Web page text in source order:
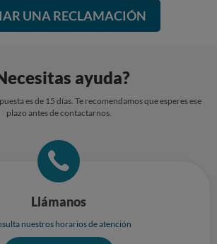
UNA RECLAMACIÓN
ayuda?
es de 15 días. Te recomendamos que esperes ese
plazo antes de contactarnos.
Llámanos
nuestros horarios de atención